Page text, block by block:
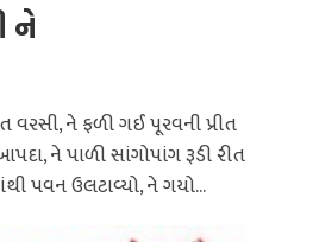
ને
વરસી, ને ફળી ગઈ પૂરવની પ્રીત
ને પાળી સાંગોપાંગ રૂડી રીત
પવન ઉલટાવ્યો, ને ગયો...